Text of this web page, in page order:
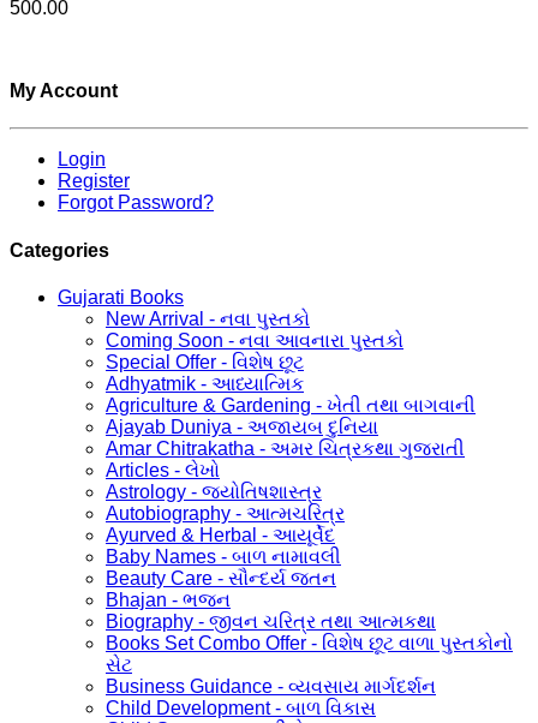
500.00
My Account
Login
Register
Forgot Password?
Categories
Gujarati Books
New Arrival - નવા પુસ્તકો
Coming Soon - નવા આવનારા પુસ્તકો
Special Offer - વિશેષ છૂટ
Adhyatmik - આધ્યાત્મિક
Agriculture & Gardening - ખેતી તથા બાગવાની
Ajayab Duniya - અજાયબ દુનિયા
Amar Chitrakatha - અમર ચિત્રકથા ગુજરાતી
Articles - લેખો
Astrology - જ્યોતિષશાસ્ત્ર
Autobiography - આત્મચરિત્ર
Ayurved & Herbal - આયૂર્વેદ
Baby Names - બાળ નામાવલી
Beauty Care - સૌન્દર્ય જતન
Bhajan - ભજન
Biography - જીવન ચરિત્ર તથા આત્મકથા
Books Set Combo Offer - વિશેષ છૂટ વાળા પુસ્તકોનો
સેટ
Business Guidance - વ્યવસાય માર્ગદર્શન
Child Development - બાળ વિકાસ